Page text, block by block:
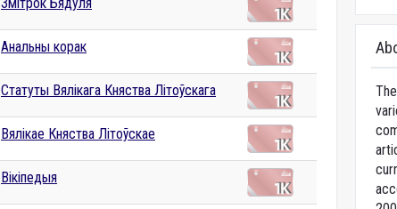
Анальны корак
Статуты Вялікага Княства Літоўскага
Вялікае Княства Літоўскае
Вікіпедыя